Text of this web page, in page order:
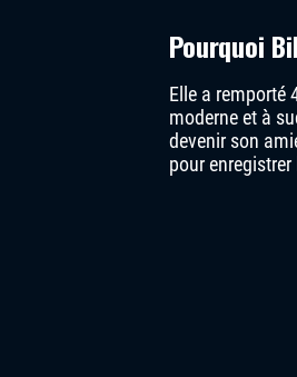
Pourquoi
Elle a remporté
moderne et à
devenir son
pour